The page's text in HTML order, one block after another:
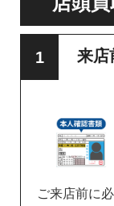
来店
ご来店前に